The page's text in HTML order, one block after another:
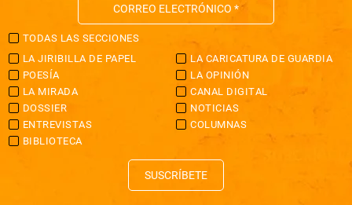
TODAS LAS SECCIONES
LA JIRIBILLA DE PAPEL
LA CARICATURA DE GUARDIA
POESÍA
LA OPINIÓN
LA MIRADA
CANAL DIGITAL
DOSSIER
NOTICIAS
ENTREVISTAS
COLUMNAS
BIBLIOTECA
SUSCRÍBETE